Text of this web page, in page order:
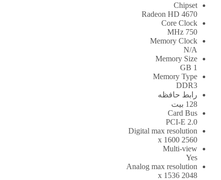
Chipset
Radeon HD 4670
Core Clock
750 MHz
Memory Clock
N/A
Memory Size
1 GB
Memory Type
DDR3
رابط حافظه
128 بیت
Card Bus
PCI-E 2.0
Digital max resolution
2560 x 1600
Multi-view
Yes
Analog max resolution
2048 x 1536